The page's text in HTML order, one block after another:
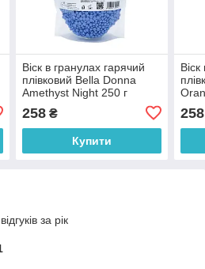
Віск в гранулах гарячий
плівковий Bella Donna
Amethyst Night 250 г
258₴
Купити
258
за рік